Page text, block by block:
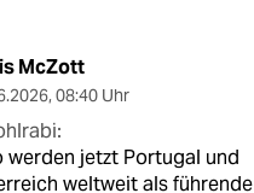
McZott
, 08:40 Uhr
werden jetzt Portugal und
weltweit als führende